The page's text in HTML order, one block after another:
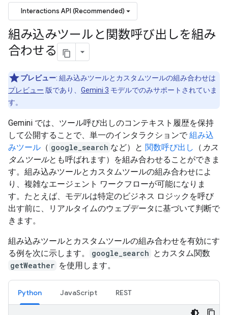
Interactions API (Recommended)
組み込みツールと関数呼び出しを組み
合わせる
プレビュー: 組み込みツールとカスタムツールの組み合わせは
プレビュー 版であり、 Gemini 3 モデルでのみサポートされていま
す。
Gemini では、ツール呼び出しのコンテキスト履歴を保持
して公開することで、単一のインタラクションで 組み込
みツール （ google_search など）と 関数呼び出し （ カス
タムツールとも呼ばれます）を組み合わせることができま
す。組み込みツールとカスタムツールの組み合わせによ
り、複雑なエージェント ワークフローが可能になりま
す。たとえば、モデルは特定のビジネス ロジックを呼び
出す前に、リアルタイムのウェブデータに基づいて判断で
きます。
組み込みツールとカスタムツールの組み合わせを有効にす
る例を次に示します。
google_search とカスタム関数
getWeather を使用します。
Python JavaScript REST